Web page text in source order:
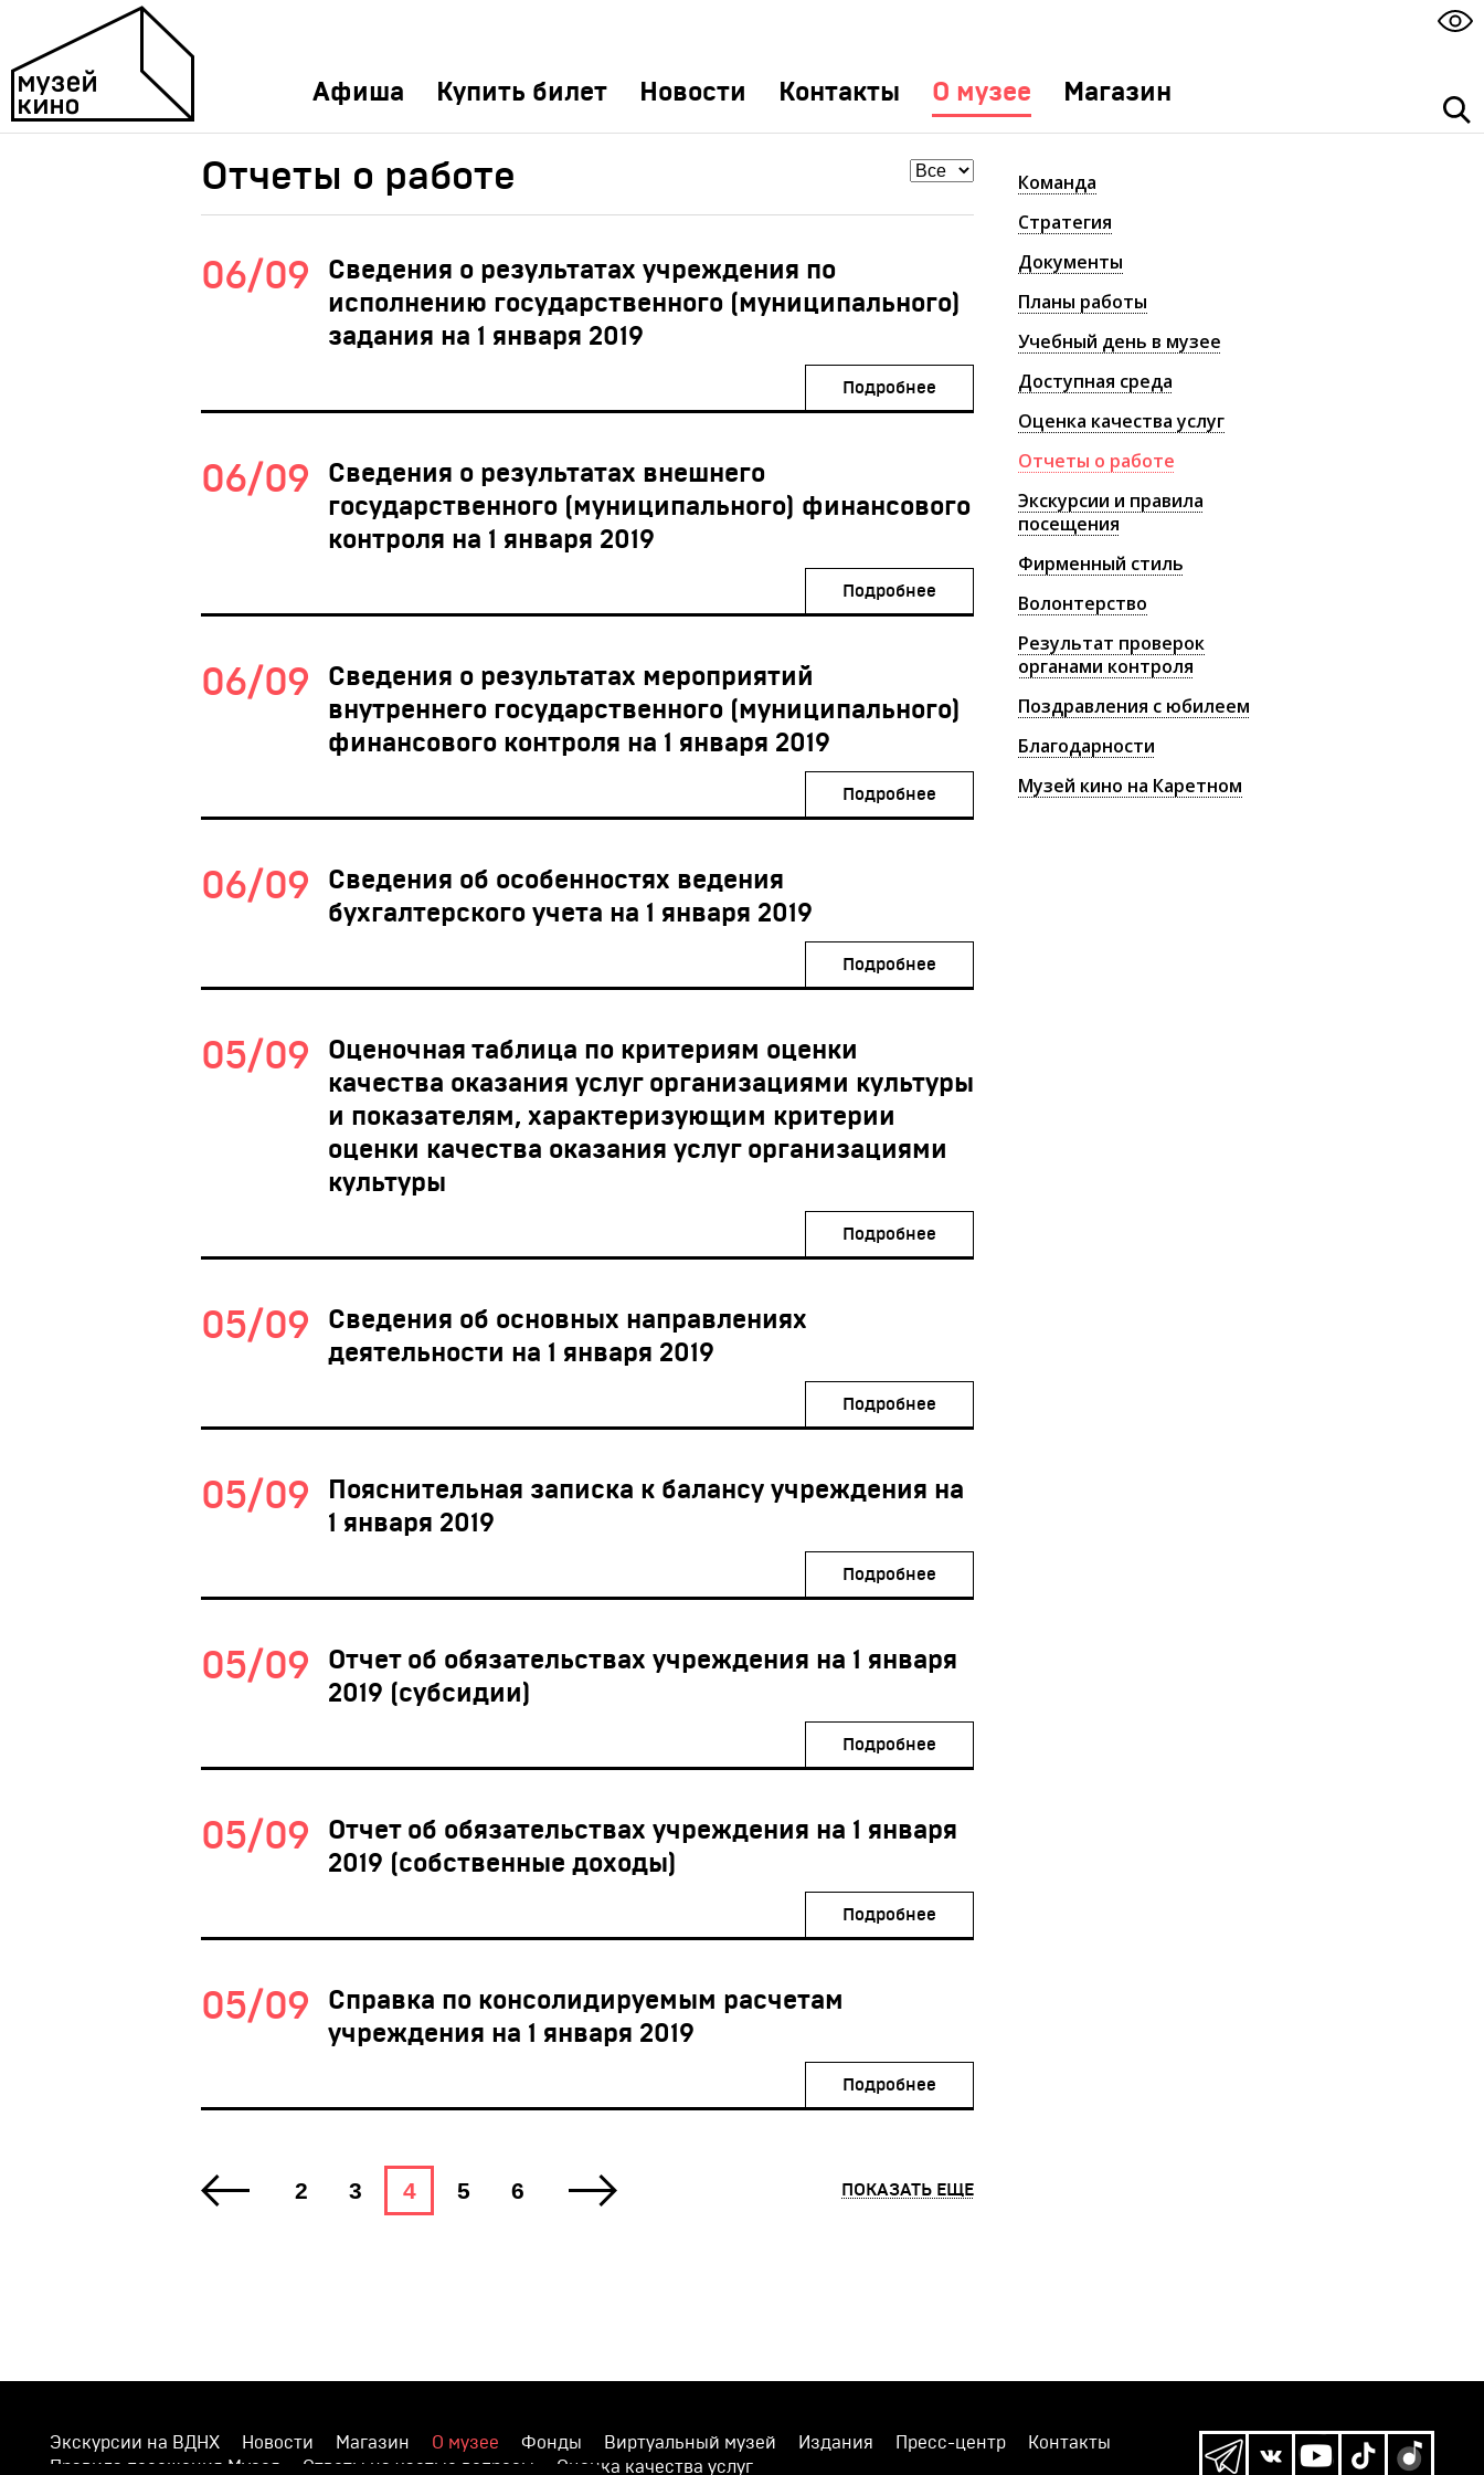
Афиша Купить билет Новости Контакты О музее Магазин
Команда
Стратегия
Документы
Планы работы
Учебный день в музее
Доступная среда
Оценка качества услуг
Отчеты о работе
Экскурсии и правила
посещения
Фирменный стиль
Волонтерство
Результат проверок
органами контроля
Поздравления с юбилеем
Благодарности
Музей кино на Каретном
Отчеты о работе
06/09
Сведения о результатах учреждения по
исполнению государственного (муниципального)
задания на 1 января 2019
Подробнее
06/09
Сведения о результатах внешнего
государственного (муниципального) финансового
контроля на 1 января 2019
Подробнее
06/09
Сведения о результатах мероприятий
внутреннего государственного (муниципального)
финансового контроля на 1 января 2019
Подробнее
06/09
Сведения об особенностях ведения
бухгалтерского учета на 1 января 2019
Подробнее
05/09
Оценочная таблица по критериям оценки
качества оказания услуг организациями культуры
и показателям, характеризующим критерии
оценки качества оказания услуг организациями
культуры
Подробнее
05/09
Сведения об основных направлениях
деятельности на 1 января 2019
Подробнее
05/09
Пояснительная записка к балансу учреждения на
1 января 2019
Подробнее
05/09
Отчет об обязательствах учреждения на 1 января
2019 (субсидии)
Подробнее
05/09
Отчет об обязательствах учреждения на 1 января
2019 (собственные доходы)
Подробнее
05/09
Справка по консолидируемым расчетам
учреждения на 1 января 2019
Подробнее
2 3 4 5 6 ПОКАЗАТЬ ЕЩЕ
Экскурсии на ВДНХ Новости Магазин О музее Фонды Виртуальный музей Издания Пресс-центр
Контакты
Правила посещения Музея
Ответы на частые вопросы Оценка качества услуг